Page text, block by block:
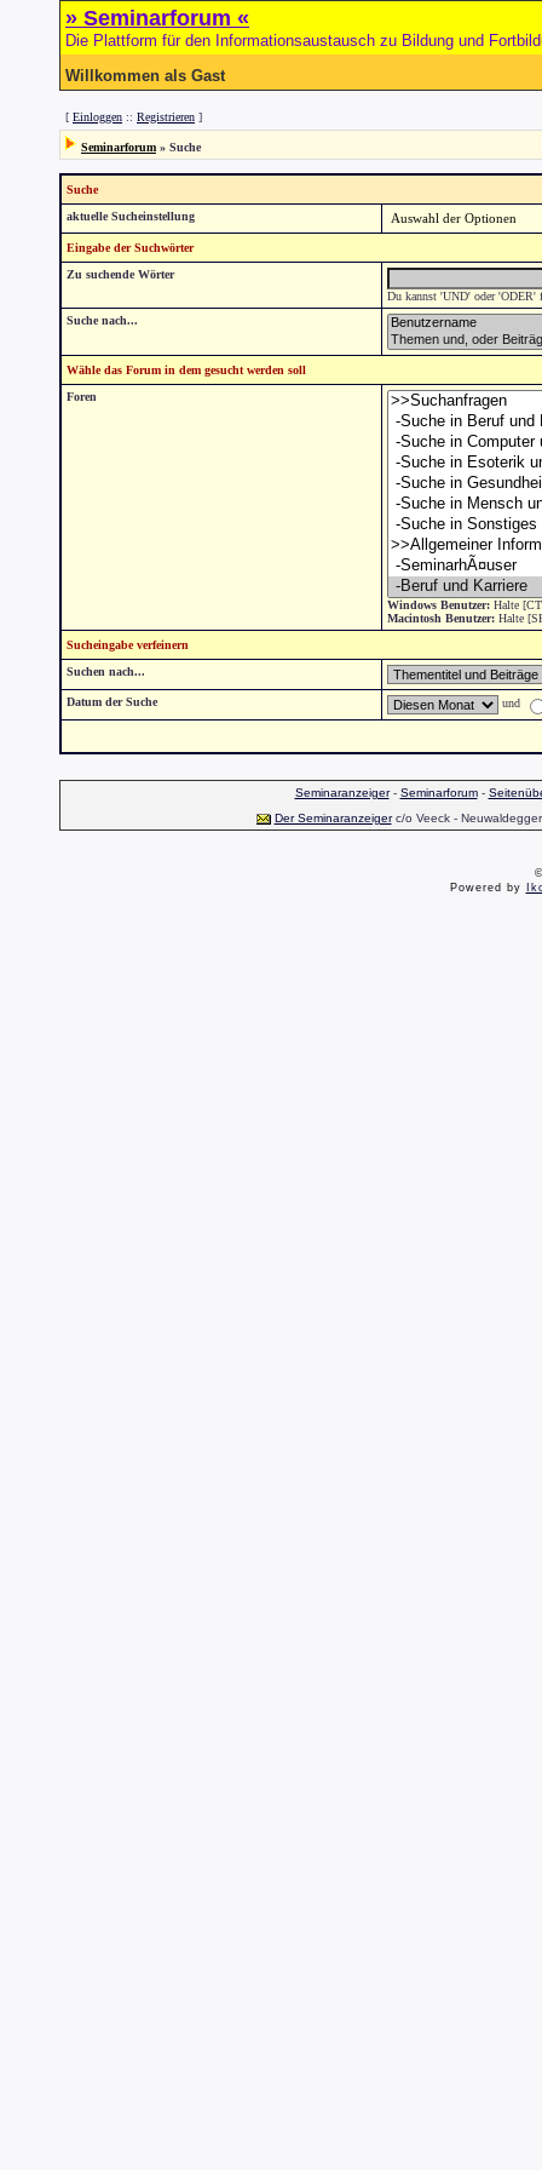
» Seminarforum «
Die Plattform für den Informationsaustausch zu Bildung und
Willkommen als Gast
[ Einloggen :: Registrieren ]
Seminarforum » Suche
Suche
aktuelle Sucheinstellung
Eingabe der Suchwörter
Zu suchende Wörter
Du kannst 'UND' oder 'ODER'
Suche nach...
Wähle das Forum in dem gesucht werden soll
Foren
Windows Benutzer: Halte
Macintosh Benutzer: Halte
Sucheingabe verfeinern
Suchen nach...
Datum der Suche und
Seminaranzeiger- Seminarforum-
Der Seminaranzeigerc/o Veeck -
Powered by